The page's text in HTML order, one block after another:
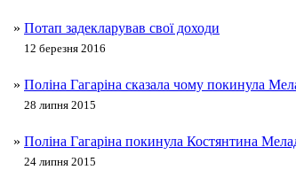
» Потап задекларував свої доходи
12 березня 2016
» Поліна Гагаріна сказала чому покинула
28 липня 2015
» Поліна Гагаріна покинула Костянтина
24 липня 2015